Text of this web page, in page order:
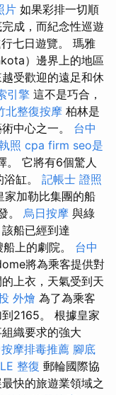
片 如果彩排一切順
成，而紀念性巡遊
七日遊覽。 瑪雅
）邊界上的地區
受歡迎的遠足和休
引擎 這不是巧合，
北整復按摩 柏林是
中心之一。 台中
照 cpa firm seo是
。 它將有6個驚人
缸。 記帳士 證照
家加勒比集團的船
。 烏日按摩 與綠
船已經到達
上的劇院。 台中
將為乘客提供對
上衣，天氣受到天
外燴 為了為乘客
2165。 根據皇家
織要求的強大
摩排毒推薦 腳底
整復 郵輪國際協
快的旅遊業領域之